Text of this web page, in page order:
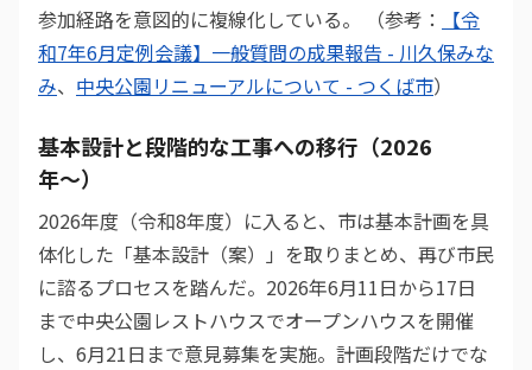
参加経路を意図的に複線化している。 （参考：
【令
和7年6月定例会議】一般質問の成果報告 - 川久保みな
み、 中央公園リニューアルについて - つくば市）
基本設計と段階的な工事への移行（2026
年〜）
2026年度（令和8年度）に入ると、市は基本計画を具
体化した「基本設計（案）」を取りまとめ、再び市民
に諮るプロセスを踏んだ。2026年6月11日から17日
まで中央公園レストハウスでオープンハウスを開催
し、6月21日まで意見募集を実施。計画段階だけでな